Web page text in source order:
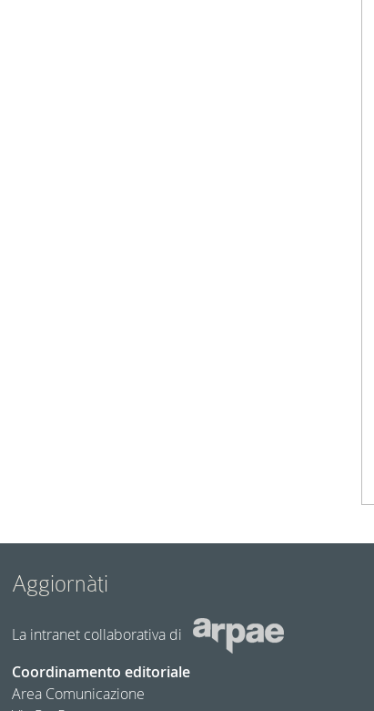
Aggiornàti
La intranet collaborativa di
Coordinamento editoriale
Area Comunicazione